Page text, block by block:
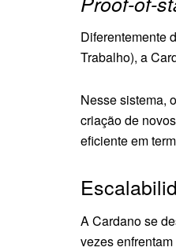
Diferentemente
Trabalho), a
Nesse sistema,
criação de
eficiente em
A Cardano se
vezes